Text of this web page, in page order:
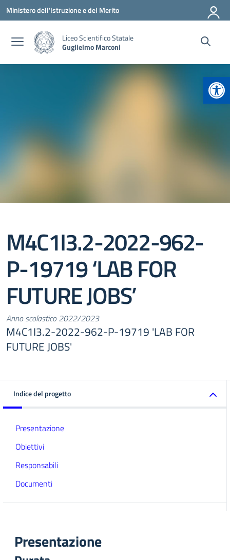
Vai ai contenuti
Vai al menu di navigazione
Vai al footer
Ministero dell'Istruzione e del Merito
Liceo Scientifico Statale
Guglielmo Marconi
M4C1I3.2-2022-962-
P-19719 ‘LAB FOR
FUTURE JOBS’
Anno scolastico 2022/2023
M4C1I3.2-2022-962-P-19719 'LAB FOR
FUTURE JOBS'
Indice del progetto
Presentazione
Obiettivi
Responsabili
Documenti
Presentazione